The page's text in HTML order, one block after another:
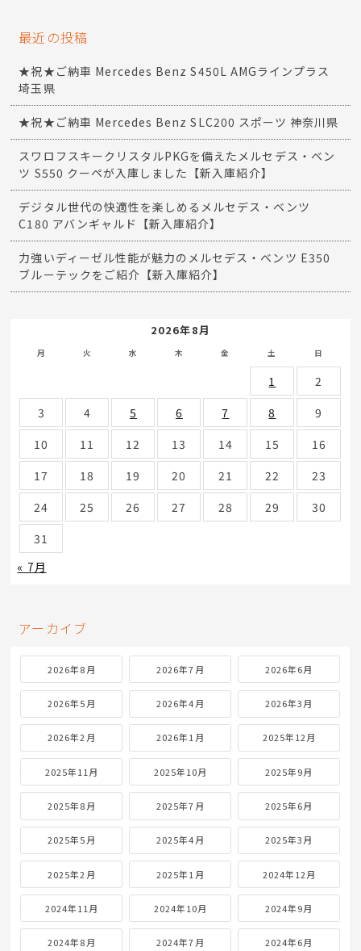
最近の投稿
★祝★ご納車 Mercedes Benz S450L AMGラインプラス
埼玉県
★祝★ご納車 Mercedes Benz SLC200 スポーツ 神奈川県
スワロフスキークリスタルPKGを備えたメルセデス・ベン
ツ S550 クーペが入庫しました【新入庫紹介】
デジタル世代の快適性を楽しめるメルセデス・ベンツ
C180 アバンギャルド【新入庫紹介】
力強いディーゼル性能が魅力のメルセデス・ベンツ E350
ブルーテックをご紹介【新入庫紹介】
2026年8月
月 火 水 木 金 土 日
1
2
3
4 5 6 7 8
9
10
11 12 13 14 15
16
17
18 19 20 21 22
23
24
25 26 27 28 29
30
31
« 7月
アーカイブ
2026年8月 2026年7月 2026年6月
2026年5月 2026年4月 2026年3月
2026年2月 2026年1月 2025年12月
2025年11月 2025年10月 2025年9月
2025年8月 2025年7月 2025年6月
2025年5月 2025年4月 2025年3月
2025年2月 2025年1月 2024年12月
2024年11月 2024年10月 2024年9月
2024年8月 2024年7月 2024年6月